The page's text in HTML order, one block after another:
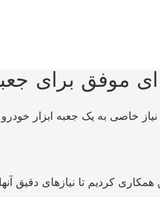
موفق برای
خاصی به یک جعبه ابزار خودرو
کردیم تا نیازهای دقیق